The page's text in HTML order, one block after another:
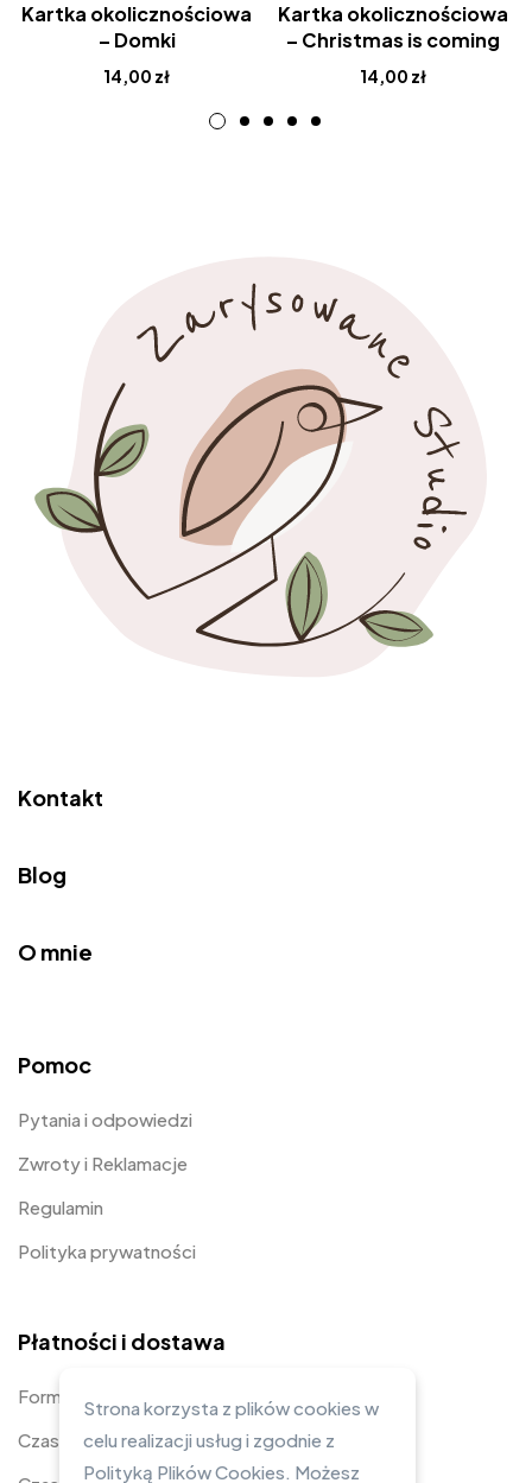
Kartka okolicznościowa
– Domki
14,00 zł
Kartka okolicznościowa
– Christmas is coming
14,00 zł
Kontakt
Blog
O mnie
Pomoc
Pytania i odpowiedzi
Zwroty i Reklamacje
Regulamin
Polityka prywatności
Płatności i dostawa
Formy płatności
Czas i koszty dostawy
Strona korzysta z plików cookies w
celu realizacji usług i zgodnie z
Polityką Plików Cookies. Możesz